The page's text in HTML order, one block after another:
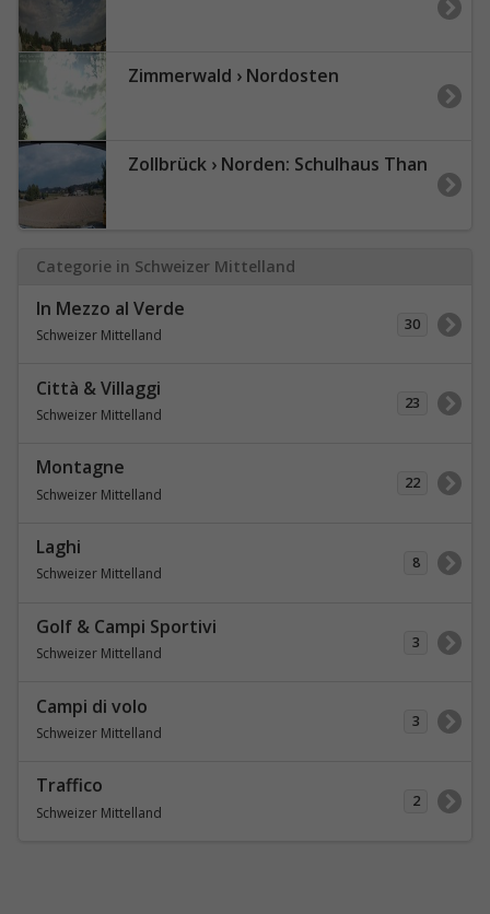
Zimmerwald › Nordosten
Zollbrück › Norden: Schulhaus Than
Categorie in Schweizer Mittelland
In Mezzo al Verde
Schweizer Mittelland
30
Città & Villaggi
Schweizer Mittelland
23
Montagne
Schweizer Mittelland
22
Laghi
Schweizer Mittelland
8
Golf & Campi Sportivi
Schweizer Mittelland
3
Campi di volo
Schweizer Mittelland
3
Traffico
Schweizer Mittelland
2